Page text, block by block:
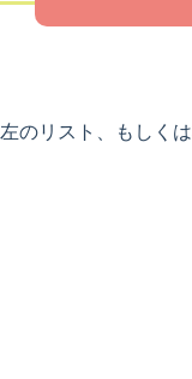
左のリスト、もしく